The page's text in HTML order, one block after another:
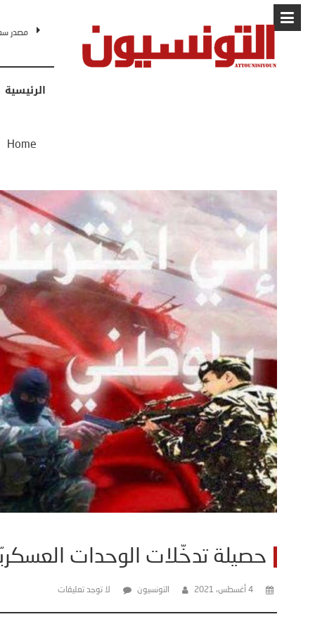
البابا: “لا
الرئيسية
Home
حصيلة تدخّلات الوحدات
4 أغسطس، 2021 التونسيون لا توجد تعليقات